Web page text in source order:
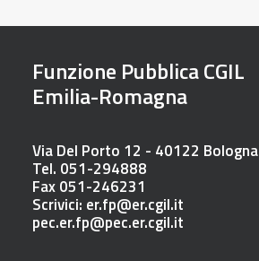
Funzione Pubblica CGIL
Emilia-Romagna
Via Del Porto 12 - 40122 Bologna
Tel. 051-294888
Fax 051-246231
Scrivici: er.fp@er.cgil.it
pec.er.fp@pec.er.cgil.it